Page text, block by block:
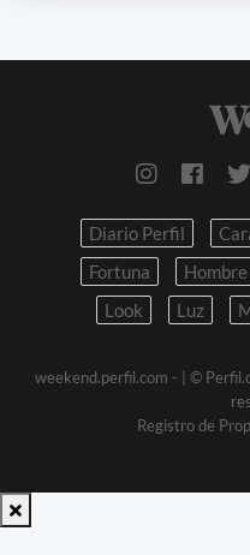
Diario Perfil
Fortuna
Hombre
Look
Luz
weekend.perfil.com -
| ©
Registro de